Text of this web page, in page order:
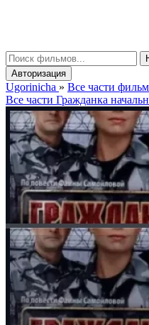
Авторизация
Ugorinicha » Все части
Все части Гражданка